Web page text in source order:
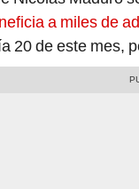
a miles de
20 de este mes,